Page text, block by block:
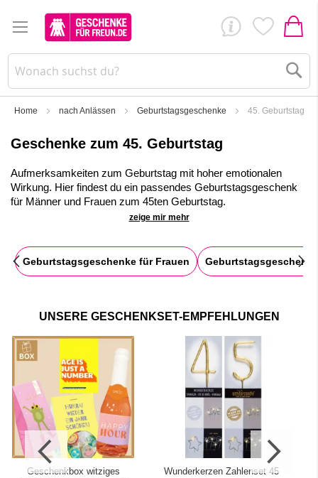
Home nach Anlässen Geburtstagsgeschenke 45. Geburtstag
Geschenke zum 45. Geburtstag
Aufmerksamkeiten zum Geburtstag mit hoher emotionalen
Wirkung. Hier findest du ein passendes Geburtstagsgeschenk
für Männer und Frauen zum 45ten Geburtstag.
Geschenkideen, Grußkarten,
✓ Schneller Direktversand!Mit persönlichen Glückwünschen
zum 45. Geburtstag
zeige mir mehr
Geburtstagsgeschenke für Frauen
UNSERE GESCHENKSET-EMPFEHLUNGEN
Geschenkbox witziges
Wunderkerzen Zahlenset 45